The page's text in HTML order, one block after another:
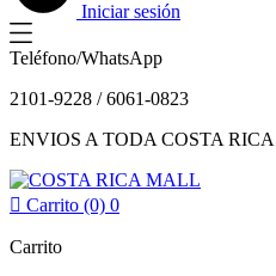
Iniciar sesión
Teléfono/WhatsApp
2101-9228 / 6061-0823
ENVIOS A TODA COSTA RICA
 Carrito (0) 0
Carrito